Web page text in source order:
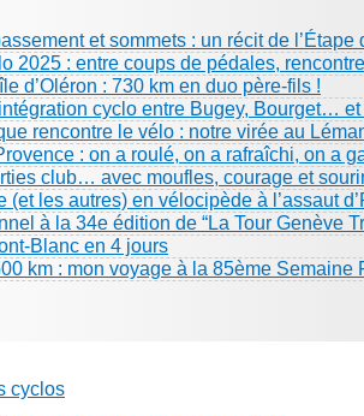
et sommets : un récit de l’Étape
2025 : entre coups de pédales,
d’Oléron : 730 km en duo père-fils !
cyclo entre Bugey, Bourget…
rencontre le vélo : notre virée au
: on a roulé, on a rafraîchi, on a
club… avec moufles, courage et
(et les autres) en vélocipède à l’assaut
à la 34e édition de “La Tour Genève
Blanc en 4 jours
km : mon voyage à la 85ème Semaine
cyclos